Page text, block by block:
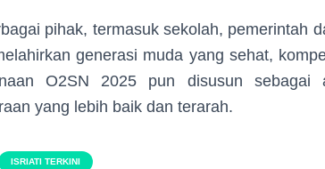
pihak, termasuk sekolah, pemerintah
generasi muda yang sehat,
O2SN 2025 pun disusun sebagai
yang lebih baik dan terarah.
ISRIATI TERKINI